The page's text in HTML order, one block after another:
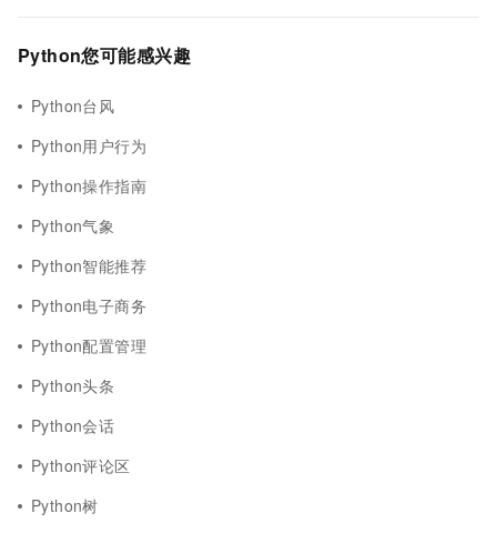
Python您可能感兴趣
Python台风
Python用户行为
Python操作指南
Python气象
Python智能推荐
Python电子商务
Python配置管理
Python头条
Python会话
Python评论区
Python树